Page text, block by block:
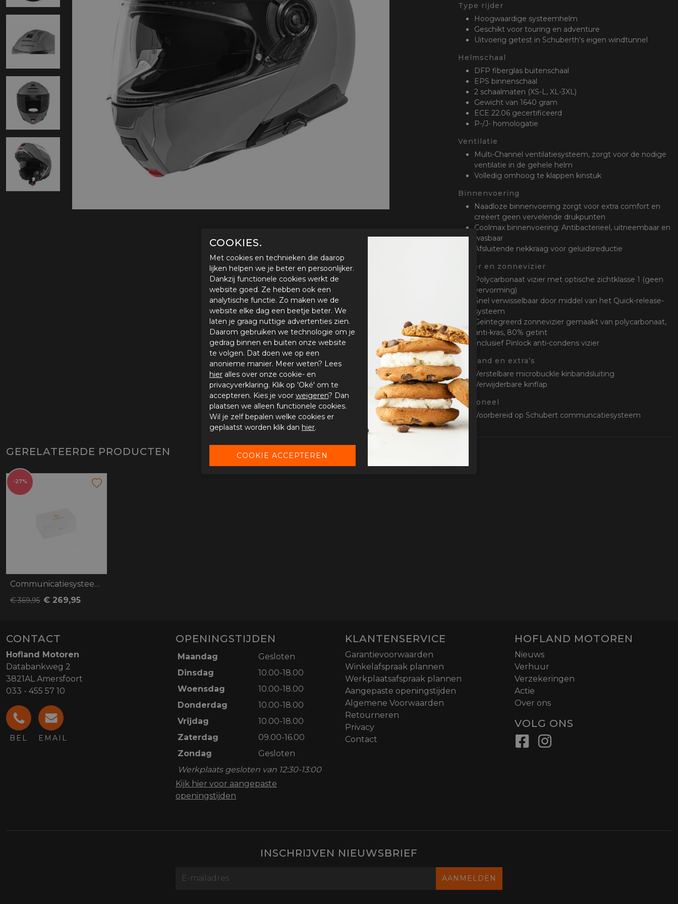
Airbags
handschoenen
All-Season
Sloten
Telefoon
Type rijder
Hoogwaardige systeemhelm
Geschikt voor touring en adventure
Uitvoerig getest in Schuberth's eigen windtunnel
Helmschaal
DFP fiberglas buitenschaal
EPS binnenschaal
2 schaalmaten (XS-L, XL-3XL)
Gewicht van 1640 gram
ECE 22.06 gecertificeerd
P-/J- homologatie
Ventilatie
Multi-Channel ventilatiesysteem, zorgt voor de nodige
ventilatie in de gehele helm
Volledig omhoog te klappen kinstuk
Binnenvoering
Naadloze binnenvoering zorgt voor extra comfort en
creëert geen vervelende drukpunten
Coolmax binnenvoering: Antibacterieel, uitneembaar en
wasbaar
Afsluitende nekkraag voor geluidsreductie
Vizier en zonnevizier
Polycarbonaat vizier met optische zichtklasse 1 (geen
vervorming)
Snel verwisselbaar door middel van het Quick-release-
systeem
Geïntegreerd zonnevizier gemaakt van polycarbonaat,
anti-kras, 80% getint
Inclusief Pinlock anti-condens vizier
Kinband en extra’s
Verstelbare microbuckle kinbandsluiting
Verwijderbare kinflap
Optioneel
Voorbereid op Schubert communcatiesysteem
GERELATEERDE PRODUCTEN
-27%
Communicatiesysteem SC2 Schuberth, C5, E
€ 369,95 € 269,95
CONTACT
Hofland Motoren
Databankweg 2
3821AL Amersfoort
033 - 455 57 10
BEL EMAIL
OPENINGSTIJDEN
Maandag
Gesloten
Dinsdag
10.00-18.00
Woensdag
10.00-18.00
Donderdag
10.00-18.00
Vrijdag
10.00-18.00
Zaterdag
09.00-16.00
Zondag
Gesloten
Werkplaats gesloten van 12:30-13:00
Kijk hier voor aangepaste
openingstijden
KLANTENSERVICE
Garantievoorwaarden
Winkelafspraak plannen
Werkplaatsafspraak plannen
Aangepaste openingstijden
Algemene Voorwaarden
Retourneren
Privacy
Contact
HOFLAND MOTOREN
Nieuws
Verhuur
Verzekeringen
Actie
Over ons
VOLG ONS
INSCHRIJVEN NIEUWSBRIEF
AANMELDEN
COOKIES.
Met cookies en technieken die daarop
lijken helpen we je beter en persoonlijker.
Dankzij functionele cookies werkt de
website goed. Ze hebben ook een
analytische functie. Zo maken we de
website elke dag een beetje beter. We
laten je graag nuttige advertenties zien.
Daarom gebruiken we technologie om je
gedrag binnen en buiten onze website
te volgen. Dat doen we op een
anonieme manier. Meer weten? Lees
hier alles over onze cookie- en
privacyverklaring. Klik op 'Oké' om te
accepteren. Kies je voor weigeren? Dan
plaatsen we alleen functionele cookies.
Wil je zelf bepalen welke cookies er
geplaatst worden klik dan hier.